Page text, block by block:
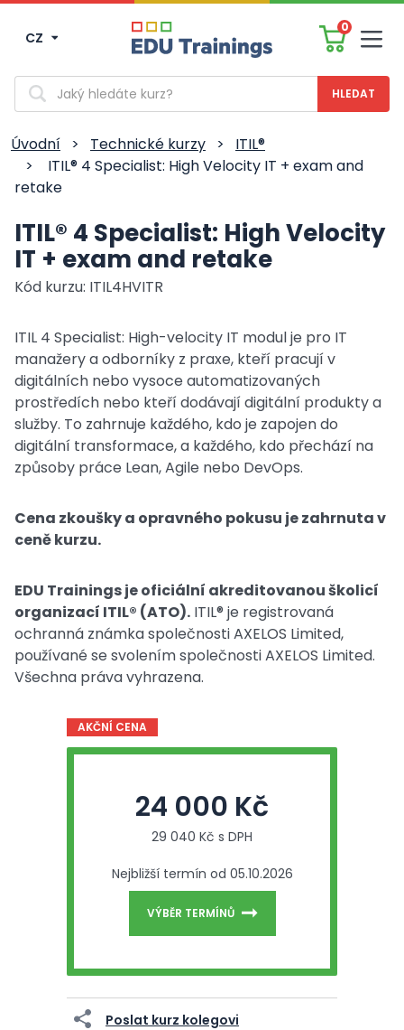
CZ
0
Vyhledávání
Úvodní > Technické kurzy >
ITIL®
>
ITIL® 4 Specialist: High Velocity IT + exam and
retake
ITIL® 4 Specialist: High Velocity
IT + exam and retake
Kód kurzu: ITIL4HVITR
ITIL 4 Specialist: High-velocity IT modul je pro IT
manažery a odborníky z praxe, kteří pracují v
digitálních nebo vysoce automatizovaných
prostředích nebo kteří dodávají digitální produkty a
služby. To zahrnuje každého, kdo je zapojen do
digitální transformace, a každého, kdo přechází na
způsoby práce Lean, Agile nebo DevOps.
Cena zkoušky a opravného pokusu je zahrnuta v
ceně kurzu.
EDU Trainings je oficiální akreditovanou školicí
organizací ITIL® (ATO). ITIL® je registrovaná
ochranná známka společnosti AXELOS Limited,
používané se svolením společnosti AXELOS Limited.
Všechna práva vyhrazena.
AKČNÍ CENA
24 000 Kč
29 040 Kč s DPH
Nejbližší termín od 05.10.2026
VÝBĚR TERMÍNŮ
Poslat kurz kolegovi